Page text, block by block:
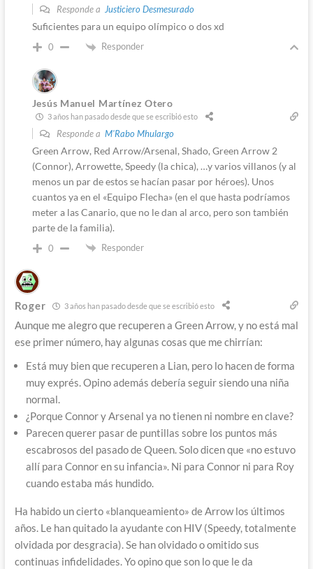
Responde a Justiciero Desmesurado
Suficientes para un equipo olímpico o dos xd
0 Responder
Jesús Manuel Martínez Otero
3 años han pasado desde que se escribió esto
Responde a M'Rabo Mhulargo
Green Arrow, Red Arrow/Arsenal, Shado, Green Arrow 2
(Connor), Arrowette, Speedy (la chica), …y varios villanos (y al
menos un par de estos se hacían pasar por héroes). Unos
cuantos ya en el «Equipo Flecha» (en el que hasta podríamos
meter a las Canario, que no le dan al arco, pero son también
parte de la familia).
0 Responder
Roger 3 años han pasado desde que se escribió esto
Aunque me alegro que recuperen a Green Arrow, y no está mal
ese primer número, hay algunas cosas que me chirrían:
Está muy bien que recuperen a Lian, pero lo hacen de forma
muy exprés. Opino además debería seguir siendo una niña
normal.
¿Porque Connor y Arsenal ya no tienen ni nombre en clave?
Parecen querer pasar de puntillas sobre los puntos más
escabrosos del pasado de Queen. Solo dicen que «no estuvo
allí para Connor en su infancia». Ni para Connor ni para Roy
cuando estaba más hundido.
Ha habido un cierto «blanqueamiento» de Arrow los últimos
años. Le han quitado la ayudante con HIV (Speedy, totalmente
olvidada por desgracia). Se han olvidado o omitido sus
continuas infidelidades. Yoopino que son lo que le da